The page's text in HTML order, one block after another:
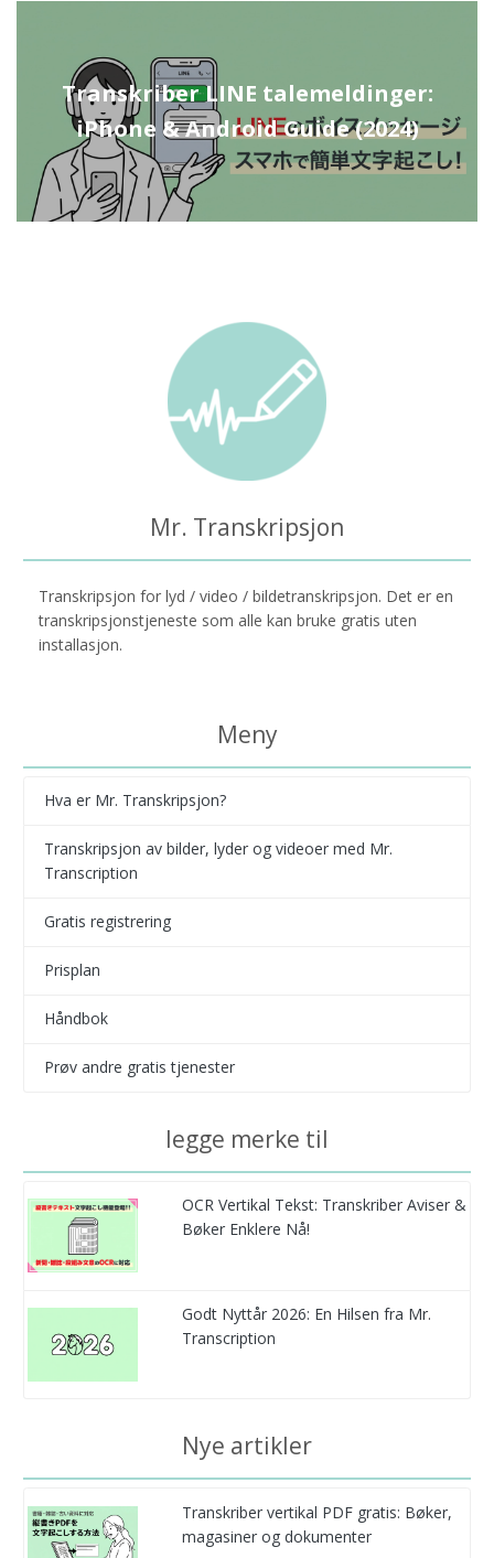
Transkriber LINE talemeldinger:
iPhone & Android Guide (2024)
Mr. Transkripsjon
Transkripsjon for lyd / video / bildetranskripsjon. Det er en
transkripsjonstjeneste som alle kan bruke gratis uten
installasjon.
Meny
Hva er Mr. Transkripsjon?
Transkripsjon av bilder, lyder og videoer med Mr.
Transcription
Gratis registrering
Prisplan
Håndbok
Prøv andre gratis tjenester
legge merke til
OCR Vertikal Tekst: Transkriber Aviser &
Bøker Enklere Nå!
Godt Nyttår 2026: En Hilsen fra Mr.
Transcription
Nye artikler
Transkriber vertikal PDF gratis: Bøker,
magasiner og dokumenter